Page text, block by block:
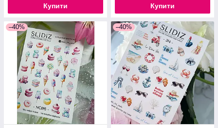
Купити Купити
–40% –40%